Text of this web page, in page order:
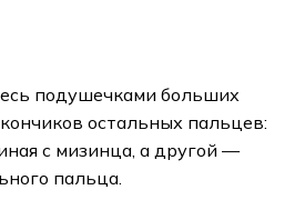
подушечками больших
остальных пальцев:
с мизинца, а другой —
пальца.